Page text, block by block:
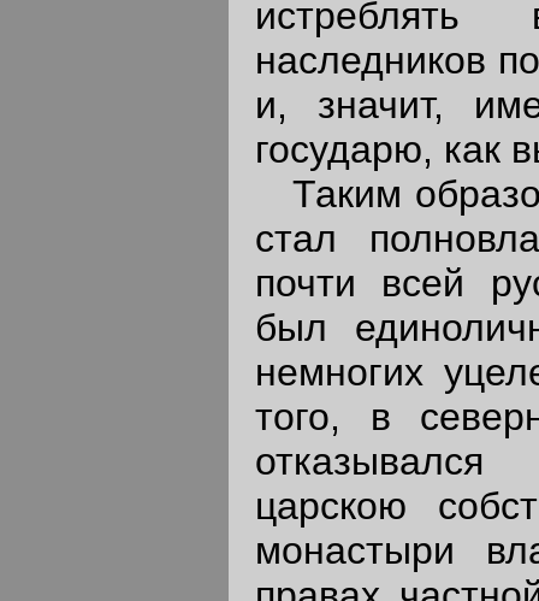
наследников
и, значит,
государю, как
Таким
стал
почти всей
был
немногих
того, в
царскою
монастыри